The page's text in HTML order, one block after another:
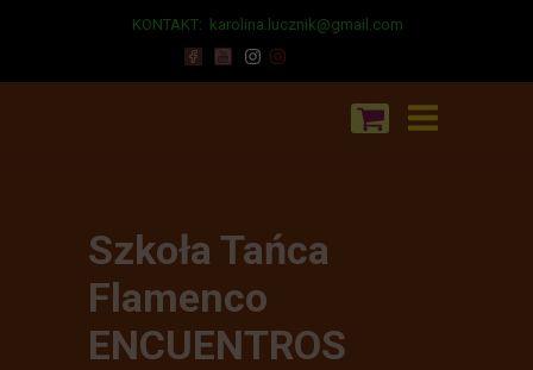
KONTAKT: karolina.lucznik@gmail.com
Szkoła Tańca
Flamenco
ENCUENTROS